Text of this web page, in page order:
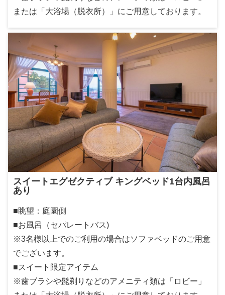
または「大浴場（脱衣所）」にご用意しております。
スイートエグゼクティブ キングベッド1台内風呂
あり
■眺望：庭園側
■お風呂（セパレートバス)
※3名様以上でのご利用の場合はソファベッドのご用意
でございます。
■スイート限定アイテム
※歯ブラシや髭剃りなどのアメニティ類は「ロビー」